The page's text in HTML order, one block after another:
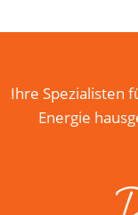
Ihre Spezialisten
Energie